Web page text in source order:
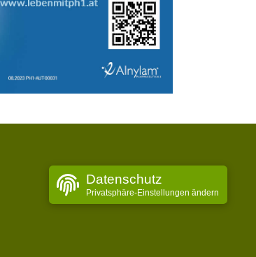
Datenschutz
Privatsphäre-Einstellungen ändern